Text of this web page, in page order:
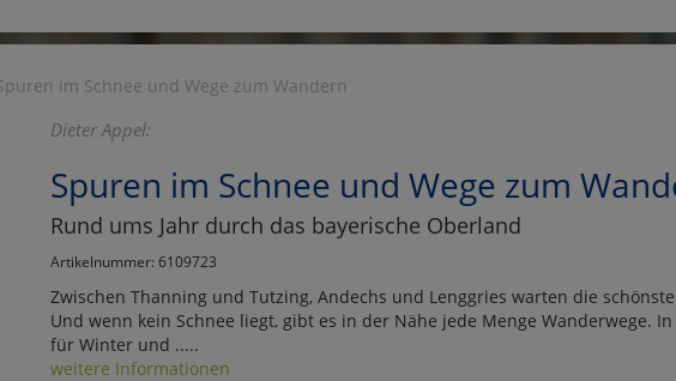
im Schnee und Wege zum Wandern
Dieter Appel:
Spuren im Schnee und Wege zum
Rund ums Jahr durch das bayerische Oberland
Artikelnummer: 6109723
Zwischen Thanning und Tutzing, Andechs und Lenggries warten die
Und wenn kein Schnee liegt, gibt es in der Nähe jede Menge Wanderwege.
für Winter und .....
weitere Informationen